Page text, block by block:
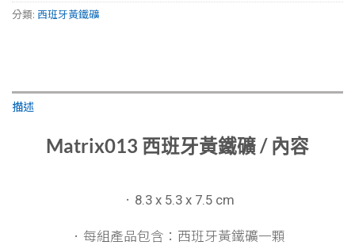
分類: 西班牙黃鐵礦
描述
Matrix013 西班牙黃鐵礦 / 內容
．8.3 x 5.3 x 7.5 cm
．每組產品包含： 西班牙黃鐵礦一顆